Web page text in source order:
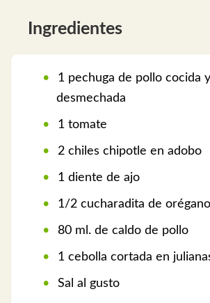
Ingredientes
1 pechuga de pollo cocida y
desmechada
1 tomate
2 chiles chipotle en adobo
1 diente de ajo
1/2 cucharadita de orégano
80 ml. de caldo de pollo
1 cebolla cortada en
Sal al gusto